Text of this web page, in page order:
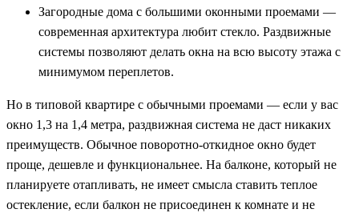
Загородные дома с большими оконными проемами —
современная архитектура любит стекло. Раздвижные
системы позволяют делать окна на всю высоту этажа с
минимумом переплетов.
Но в типовой квартире с обычными проемами — если у вас
окно 1,3 на 1,4 метра, раздвижная система не даст никаких
преимуществ. Обычное поворотно-откидное окно будет
проще, дешевле и функциональнее. На балконе, который не
планируете отапливать, не имеет смысла ставить теплое
остекление, если балкон не присоединен к комнате и не